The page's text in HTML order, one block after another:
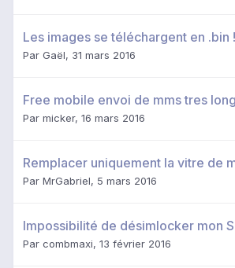
Les images se téléchargent en .bin
Par Gaël, 31 mars 2016
Free mobile envoi de mms tres
Par micker, 16 mars 2016
Remplacer uniquement la vitre de
Par MrGabriel, 5 mars 2016
Impossibilité de désimlocker mon
Par combmaxi, 13 février 2016